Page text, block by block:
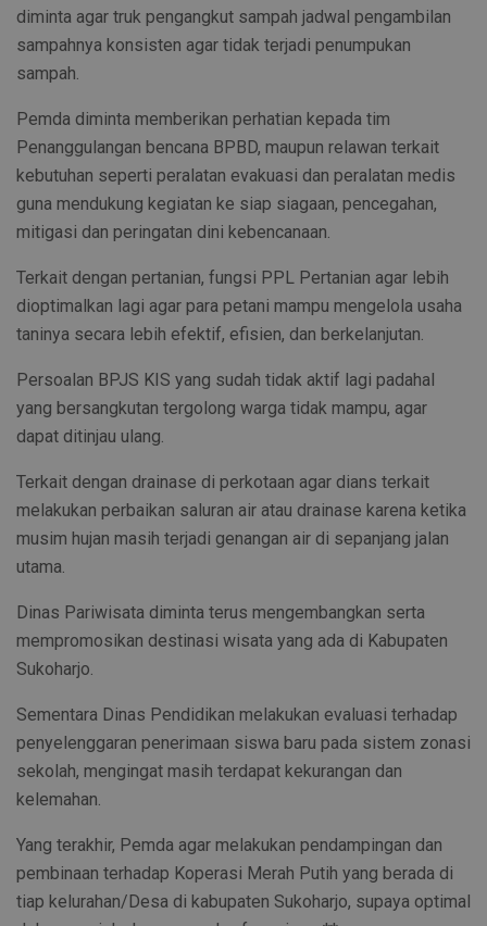
diminta agar truk pengangkut sampah jadwal pengambilan
sampahnya konsisten agar tidak terjadi penumpukan
sampah.
Pemda diminta memberikan perhatian kepada tim
Penanggulangan bencana BPBD, maupun relawan terkait
kebutuhan seperti peralatan evakuasi dan peralatan medis
guna mendukung kegiatan ke siap siagaan, pencegahan,
mitigasi dan peringatan dini kebencanaan.
Terkait dengan pertanian, fungsi PPL Pertanian agar lebih
dioptimalkan lagi agar para petani mampu mengelola usaha
taninya secara lebih efektif, efisien, dan berkelanjutan.
Persoalan BPJS KIS yang sudah tidak aktif lagi padahal
yang bersangkutan tergolong warga tidak mampu, agar
dapat ditinjau ulang.
Terkait dengan drainase di perkotaan agar dians terkait
melakukan perbaikan saluran air atau drainase karena ketika
musim hujan masih terjadi genangan air di sepanjang jalan
utama.
Dinas Pariwisata diminta terus mengembangkan serta
mempromosikan destinasi wisata yang ada di Kabupaten
Sukoharjo.
Sementara Dinas Pendidikan melakukan evaluasi terhadap
penyelenggaran penerimaan siswa baru pada sistem zonasi
sekolah, mengingat masih terdapat kekurangan dan
kelemahan.
Yang terakhir, Pemda agar melakukan pendampingan dan
pembinaan terhadap Koperasi Merah Putih yang berada di
tiap kelurahan/Desa di kabupaten Sukoharjo, supaya optimal